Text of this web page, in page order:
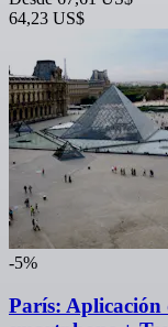
64,23 US$
-5%
París: